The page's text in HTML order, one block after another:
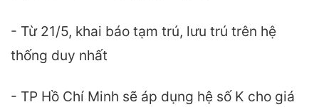
- Từ 21/5, khai báo tạm trú, lưu trú trên hệ
thống duy nhất
- TP Hồ Chí Minh sẽ áp dụng hệ số K cho giá